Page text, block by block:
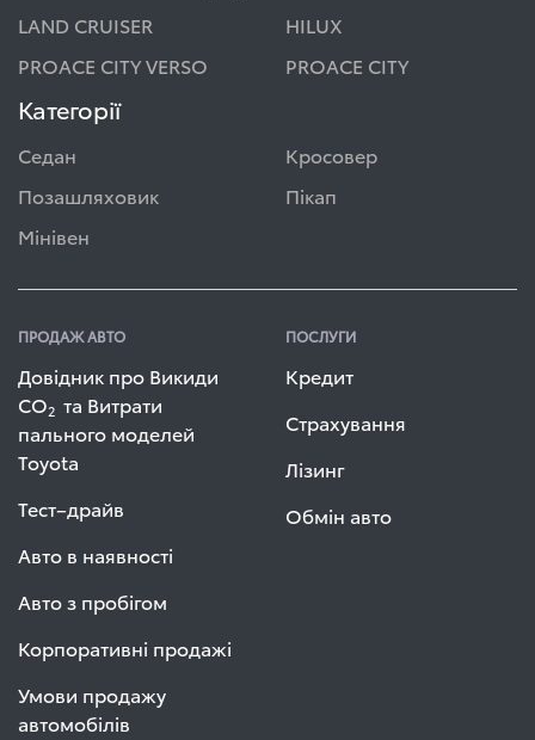
LAND CRUISER
HILUX
PROACE CITY VERSO
PROACE CITY
Категорії
Седан
Кросовер
Позашляховик
Пікап
Мінівен
ПРОДАЖ АВТО
Довідник про Викиди
СО2 та Витрати
пального моделей
Toyota
Тест–драйв
Авто в наявності
Авто з пробігом
Корпоративні продажі
Умови продажу
автомобілів
ПОСЛУГИ
Кредит
Страхування
Лізинг
Обмін авто